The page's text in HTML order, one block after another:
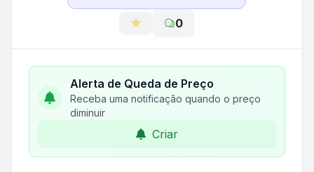
0
Alerta de Queda de Preço
Receba uma notificação quando o preço
diminuir
Criar